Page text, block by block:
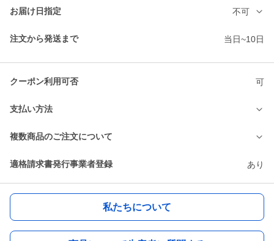
お届け日指定 不可
注文から発送まで 当日~10日
クーポン利用可否 可
支払い方法
複数商品のご注文について
適格請求書発行事業者登録 あり
私たちについて